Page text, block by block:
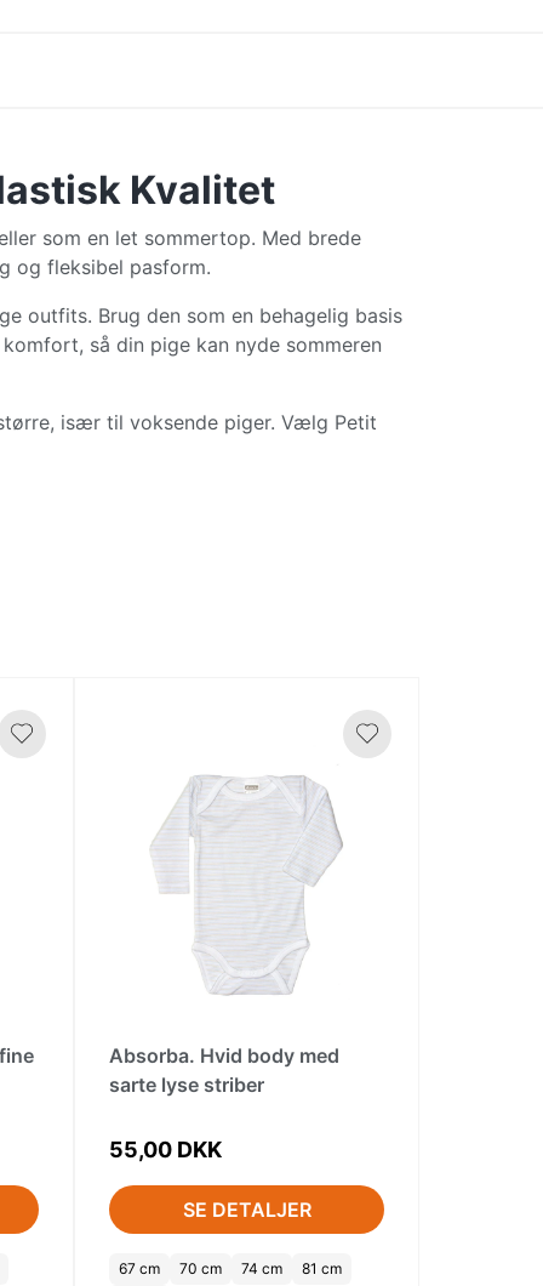
Kvalitet
som en let sommertop. Med brede
og fleksibel pasform.
outfits. Brug den som en behagelig basis
så din pige kan nyde sommeren
især til voksende piger. Vælg Petit
Absorba. Hvid body med
sarte lyse striber
55,00 DKK
SE DETALJER
67 cm 70 cm 74 cm
81 cm